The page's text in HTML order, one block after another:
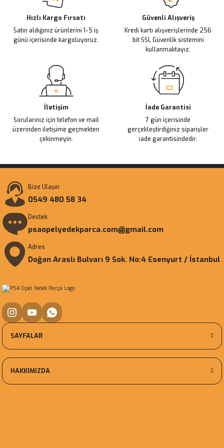
Ürün bilgilerinde hatalar bulunuyor.
Ürün fiyatı diğer sitelerden daha pahalı.
Bu ürüne benzer farklı alternatifler olmalı.
Hızlı Kargo Fırsatı
Satın aldığınız ürünlerini 1-5 iş
günü içerisinde kargoluyoruz.
Güvenli Alışveriş
Kredi kartı alışverişlerinde 256
bit SSL Güvenlik sistemini
kullanmaktayız.
İletişim
Sorularınız için telefon ve mail
üzerinden iletişime geçmekten
çekinmeyin.
İade Garantisi
7 gün içerisinde
gerçekleştirdiğiniz siparişler
iade garantisindedir.
Bize Ulaşın
0549 480 58 34
Destek
psaopelyedekparca.com@gmail.com
Adres
Doğan Araslı Bulvarı 9 Sok. No:4 Esenyurt / İstanbul
SAYFALAR
HAKKIMIZDA